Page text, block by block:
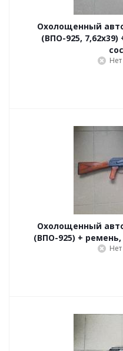
Охолощенный
(ВПО-925,
Охолощенный
(ВПО-925) + ремень,